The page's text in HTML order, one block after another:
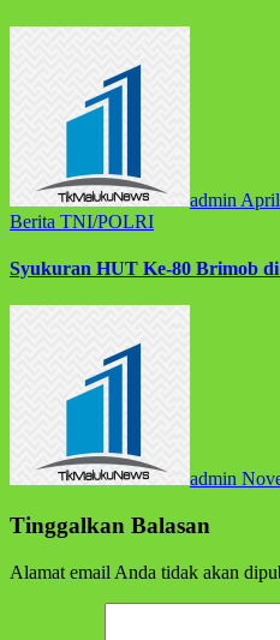
admin
Berita TNI/POLRI
Syukuran HUT Ke-80 Brimob
admin
Tinggalkan Balasan
Alamat email Anda tidak akan